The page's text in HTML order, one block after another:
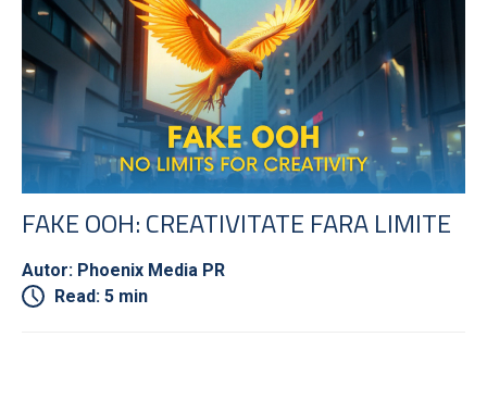
FAKE OOH: CREATIVITATE FARA LIMITE
Autor: Phoenix Media PR
Read: 5 min